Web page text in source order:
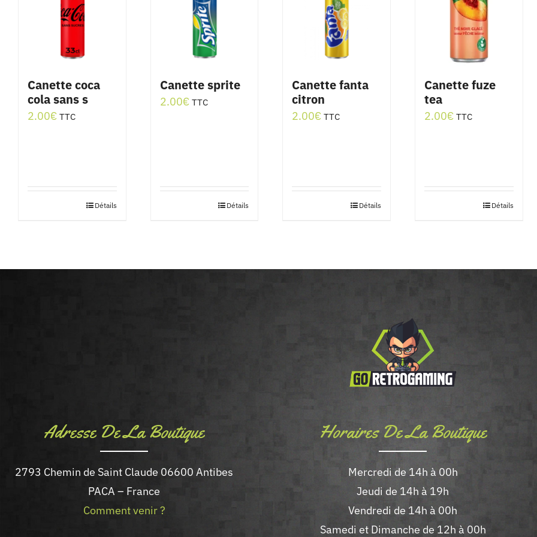
Canette coca
cola sans s
2.00€ TTC
Détails
Canette sprite
2.00€ TTC
Détails
Canette fanta
citron
2.00€ TTC
Détails
Canette fuze
tea
2.00€ TTC
Détails
Adresse De La Boutique
2793 Chemin de Saint Claude 06600 Antibes
PACA – France
Comment venir ?
Horaires De La Boutique
Mercredi de 14h à 00h
Jeudi de 14h à 19h
Vendredi de 14h à 00h
Samedi et Dimanche de 12h à 00h